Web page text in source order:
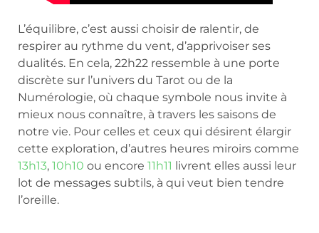
L’équilibre, c’est aussi choisir de ralentir, de
respirer au rythme du vent, d’apprivoiser ses
dualités. En cela, 22h22 ressemble à une porte
discrète sur l’univers du Tarot ou de la
Numérologie, où chaque symbole nous invite à
mieux nous connaître, à travers les saisons de
notre vie. Pour celles et ceux qui désirent élargir
cette exploration, d’autres heures miroirs comme
13h13, 10h10 ou encore 11h11 livrent elles aussi leur
lot de messages subtils, à qui veut bien tendre
l’oreille.